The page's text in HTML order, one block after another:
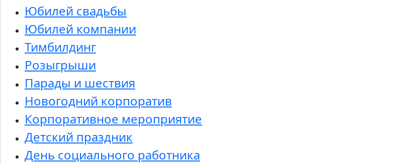
Юбилей свадьбы
Юбилей компании
Тимбилдинг
Розыгрыши
Парады и шествия
Новогодний корпоратив
Корпоративное мероприятие
Детский праздник
День социального работника